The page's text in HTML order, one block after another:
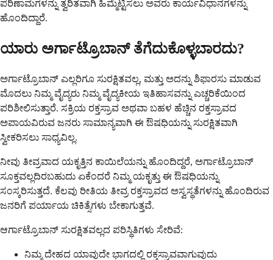
ಪರಿಣಾಮಗಳನ್ನು ತ್ವರಿತವಾಗಿ ಹಿಮ್ಮೆಟ್ಟಿಸಲು ಅವರು ಕಾರ್ಯವಿಧಾನಗಳನ್ನು
ಹೊಂದಿದ್ದಾರೆ.
ಯಾರು ಅರ್ಗಾಟ್ರೊಬಾನ್ ತೆಗೆದುಕೊಳ್ಳಬಾರದು?
ಅರ್ಗಾಟ್ರೊಬಾನ್ ಎಲ್ಲರಿಗೂ ಸುರಕ್ಷಿತವಲ್ಲ, ಮತ್ತು ಅದನ್ನು ಶಿಫಾರಸು ಮಾಡುವ
ಮೊದಲು ನಿಮ್ಮ ವೈದ್ಯರು ನಿಮ್ಮ ವೈದ್ಯಕೀಯ ಇತಿಹಾಸವನ್ನು ಎಚ್ಚರಿಕೆಯಿಂದ
ಪರಿಶೀಲಿಸುತ್ತಾರೆ. ಸಕ್ರಿಯ ರಕ್ತಸ್ರಾವ ಅಥವಾ ಬಹಳ ಹೆಚ್ಚಿನ ರಕ್ತಸ್ರಾವದ
ಅಪಾಯವಿರುವ ಜನರು ಸಾಮಾನ್ಯವಾಗಿ ಈ ಔಷಧಿಯನ್ನು ಸುರಕ್ಷಿತವಾಗಿ
ಸ್ವೀಕರಿಸಲು ಸಾಧ್ಯವಿಲ್ಲ.
ನೀವು ತೀವ್ರವಾದ ಯಕೃತ್ತಿನ ಕಾಯಿಲೆಯನ್ನು ಹೊಂದಿದ್ದರೆ, ಅರ್ಗಾಟ್ರೊಬಾನ್
ಸೂಕ್ತವಲ್ಲದಿರಬಹುದು ಏಕೆಂದರೆ ನಿಮ್ಮ ಯಕೃತ್ತು ಈ ಔಷಧಿಯನ್ನು
ಸಂಸ್ಕರಿಸುತ್ತದೆ. ಕೆಲವು ರೀತಿಯ ತೀವ್ರ ರಕ್ತಸ್ರಾವದ ಅಸ್ವಸ್ಥತೆಗಳನ್ನು ಹೊಂದಿರುವ
ಜನರಿಗೆ ಪರ್ಯಾಯ ಚಿಕಿತ್ಸೆಗಳು ಬೇಕಾಗುತ್ತವೆ.
ಆರ್ಗಾಟ್ರೊಬಾನ್ ಸುರಕ್ಷಿತವಲ್ಲದ ಪರಿಸ್ಥಿತಿಗಳು ಸೇರಿವೆ:
ನಿಮ್ಮ ದೇಹದ ಯಾವುದೇ ಭಾಗದಲ್ಲಿ ರಕ್ತಸ್ರಾವವಾಗುವುದು